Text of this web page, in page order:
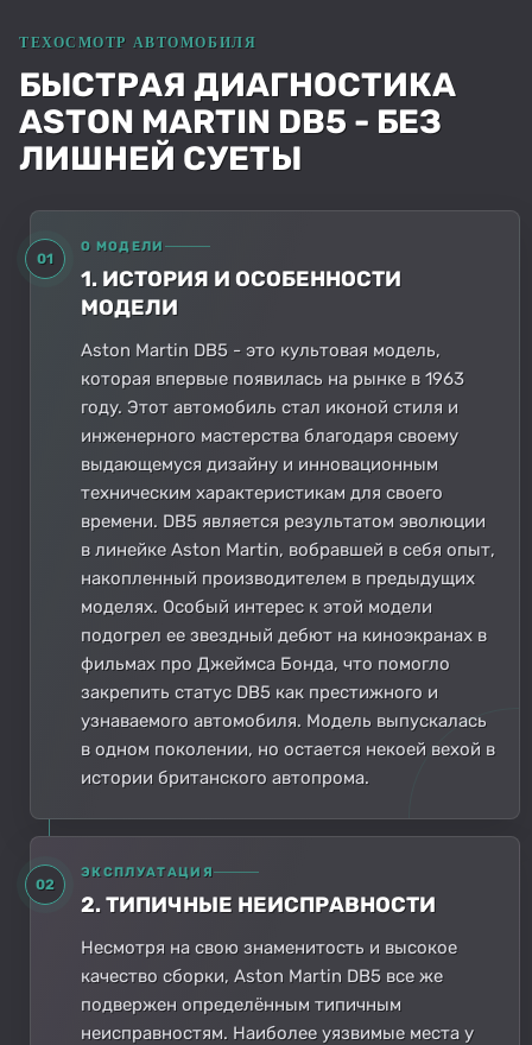
БЫСТРАЯ ДИАГНОСТИКА
ASTON MARTIN DB5 - БЕЗ
ЛИШНЕЙ СУЕТЫ
01
О МОДЕЛИ
1. ИСТОРИЯ И ОСОБЕННОСТИ
МОДЕЛИ
Aston Martin DB5 - это культовая модель,
которая впервые появилась на рынке в 1963
году. Этот автомобиль стал иконой стиля и
инженерного мастерства благодаря своему
выдающемуся дизайну и инновационным
техническим характеристикам для своего
времени. DB5 является результатом эволюции
в линейке Aston Martin, вобравшей в себя опыт,
накопленный производителем в предыдущих
моделях. Особый интерес к этой модели
подогрел ее звездный дебют на киноэкранах в
фильмах про Джеймса Бонда, что помогло
закрепить статус DB5 как престижного и
узнаваемого автомобиля. Модель выпускалась
в одном поколении, но остается некоей вехой в
истории британского автопрома.
02
ЭКСПЛУАТАЦИЯ
2. ТИПИЧНЫЕ НЕИСПРАВНОСТИ
Несмотря на свою знаменитость и высокое
качество сборки, Aston Martin DB5 все же
подвержен определённым типичным
неисправностям. Наиболее уязвимые места у